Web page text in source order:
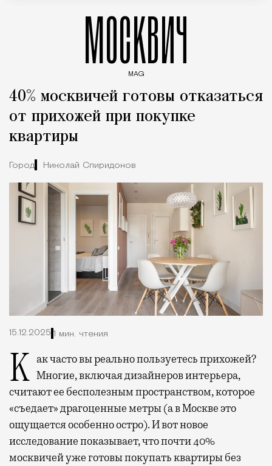
МОСКВИЧ
MAG
40% москвичей готовы отказаться
от прихожей при покупке
квартиры
Город Николай Спиридонов
15.12.2025 1 мин. чтения
Как часто вы реально пользуетесь прихожей? Многие, включая дизайнеров интерьера,
считают ее бесполезным пространством, которое
«съедает» драгоценные метры (а в Москве это
ощущается особенно остро). И вот новое
исследование показывает, что почти 40%
москвичей уже готовы покупать квартиры без